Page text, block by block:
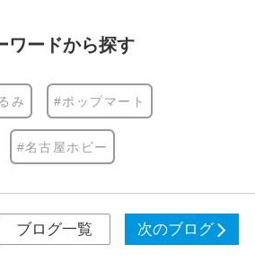
ワードから探す
み #ポップマート
#名古屋ホビー
ブログ一覧 次のブログ